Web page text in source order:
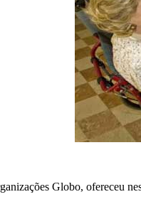
Globo, ofereceu